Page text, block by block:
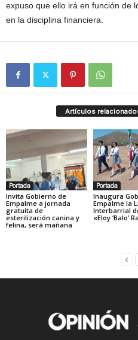
expuso que ello irá en función de
en la disciplina financiera.
Artículos
Portada
Invita Gobierno de
Empalme a jornada
gratuita de
esterilización canina y
felina, será mañana
Portada
Inaugura
Empalme la
Interbarrial
«Eloy ‘Balo’